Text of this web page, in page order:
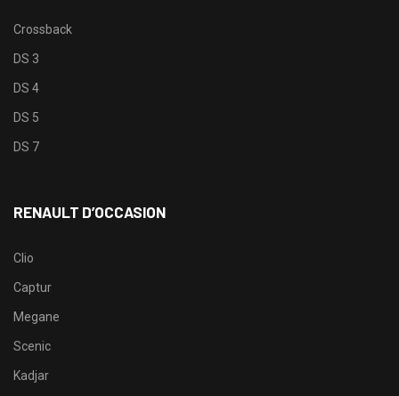
Crossback
DS 3
DS 4
DS 5
DS 7
RENAULT D’OCCASION
Clio
Captur
Megane
Scenic
Kadjar